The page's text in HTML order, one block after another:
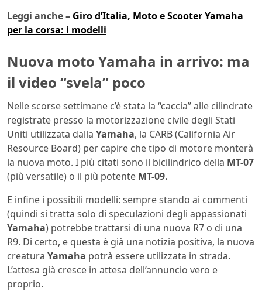
Leggi anche – Giro d’Italia, Moto e Scooter Yamaha
per la corsa: i modelli
Nuova moto Yamaha in arrivo: ma
il video “svela” poco
Nelle scorse settimane c’è stata la “caccia” alle cilindrate
registrate presso la motorizzazione civile degli Stati
Uniti utilizzata dalla Yamaha, la CARB (California Air
Resource Board) per capire che tipo di motore monterà
la nuova moto. I più citati sono il bicilindrico della MT-07
(più versatile) o il più potente MT-09.
E infine i possibili modelli: sempre stando ai commenti
(quindi si tratta solo di speculazioni degli appassionati
Yamaha) potrebbe trattarsi di una nuova R7 o di una
R9. Di certo, e questa è già una notizia positiva, la nuova
creatura Yamaha potrà essere utilizzata in strada.
L’attesa già cresce in attesa dell’annuncio vero e
proprio.